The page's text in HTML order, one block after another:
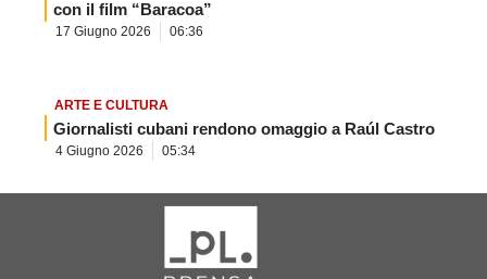
con il film “Baracoa”
17 Giugno 2026 06:36
ARTE E CULTURA
Giornalisti cubani rendono omaggio a Raúl Castro
4 Giugno 2026 05:34